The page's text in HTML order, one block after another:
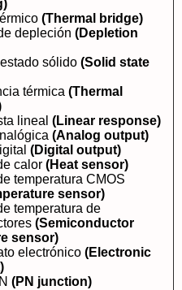
(Thermal bridge)
depleción (Depletion
sólido (Solid state
térmica (Thermal
lineal (Linear response)
(Analog output)
(Digital output)
calor (Heat sensor)
temperatura CMOS
sensor)
temperatura de
(Semiconductor
sensor)
electrónico (Electronic
(PN junction)